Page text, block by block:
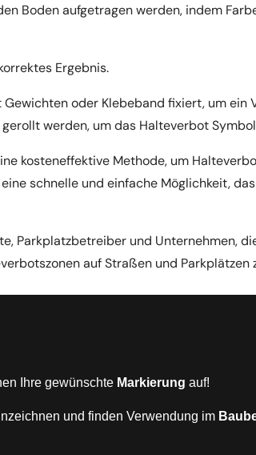
Boden aufgetragen werden, indem
Ergebnis.
oder Klebeband fixiert, um ein
werden, um das Halteverbot
kosteneffektive Methode, um
schnelle und einfache Möglichkeit,
Parkplatzbetreiber und Unternehmen,
auf Straßen und Parkplätzen
Ihre gewünschte Markierung auf!
und finden Verwendung im